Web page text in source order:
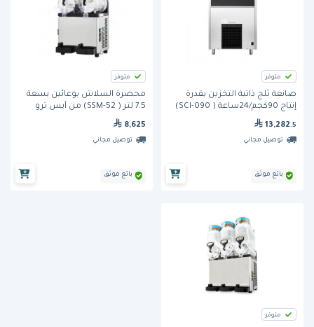
متوفر
صانعة ثلج ذاتية التخزين بقدرة
إنتاج 90كجم/24ساعة ( SCI-090)
13,282 .5
توصيل مجاني
بائع موثق
متوفر
محضرة السلاش بوعائين بسعة
7.5 لتر ( SSM-52) من آيس ترو
8,625
توصيل مجاني
بائع موثق
متوفر